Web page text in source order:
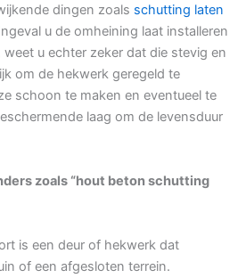
dingen zoals schutting laten
u de omheining laat installeren
u echter zeker dat die stevig en
om de hekwerk geregeld te
schoon te maken en eventueel te
laag om de levensduur
zoals “hout beton schutting
is een deur of hekwerk dat
of een afgesloten terrein.